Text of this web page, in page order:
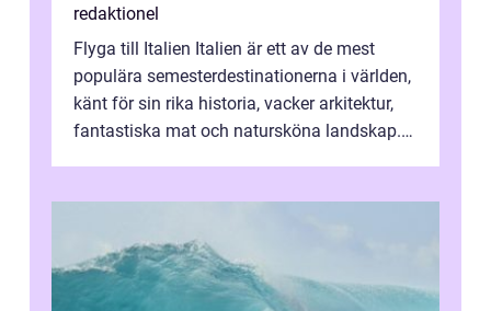
redaktionel
Flyga till Italien Italien är ett av de mest
populära semesterdestinationerna i världen,
känt för sin rika historia, vacker arkitektur,
fantastiska mat och natursköna landskap.